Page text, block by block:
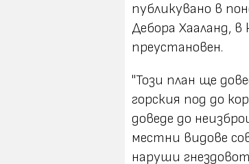
публикувано в
Дебора Хааланд,
преустановен.
"Този план ще
горския под до
доведе до
местни видове
наруши